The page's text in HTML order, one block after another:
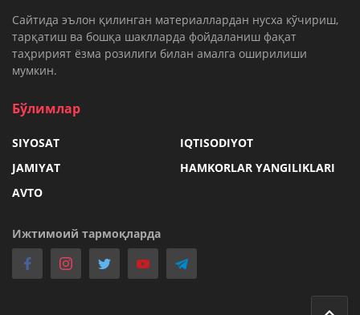
Cайтида эълон қилинган материаллардан нусха кўчириш,
тарқатиш ва бошқа шаклларда фойдаланиш фақат
таҳририят ёзма розилиги билан амалга оширилиши
мумкин.
Бўлимлар
SIYOSAT
IQTISODIYOT
JAMIYAT
HAMKORLAR YANGILIKLARI
AVTO
Ижтимоий тармоқларда